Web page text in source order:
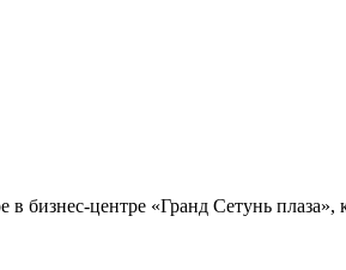
бизнес-центре «Гранд Сетунь плаза»,